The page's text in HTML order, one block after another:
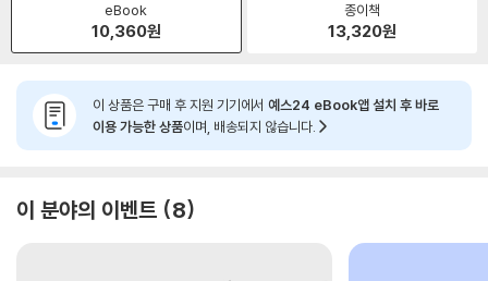
eBook
10,360원
종이책
13,320원
이 상품은 구매 후 지원 기기에서 예스24 eBook앱 설치 후 바로
이용 가능한 상품이며, 배송되지 않습니다.
이 분야의 이벤트 8